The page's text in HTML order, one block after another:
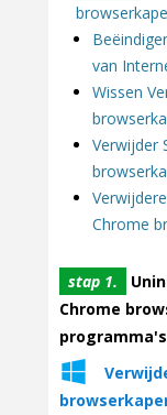
van
Wissen
Verwijder
Chrome
stap 1.
Chrome